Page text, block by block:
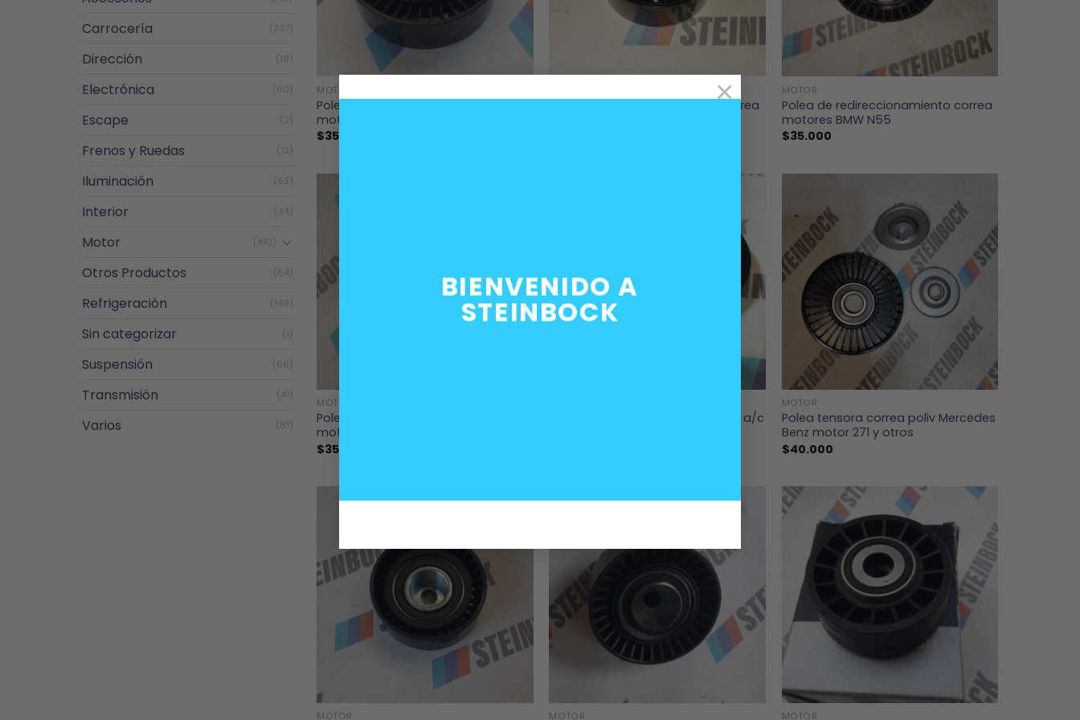
BIENVENIDO A
STEINBOCK
×
Carrocería (237)
Dirección (19)
Electrónica (60)
Escape (2)
Frenos y Ruedas (12)
Iluminación (53)
Interior (34)
Motor (410)
Otros Productos (64)
Refrigeración (149)
Sin categorizar (1)
Suspensión (66)
Transmisión (41)
Varios (81)
MOTOR
Polea de redireccionamiento correa
motores BMW
$35.000
Polea de redireccionamiento correa
MOTOR
Polea de redireccionamiento correa
motores BMW N55
$35.000
MOTOR
Polea de redireccionamiento correa
motores BMW N55 B
$35.000
Polea tensora correa compresor a/c
+
MOTOR
Polea tensora correa poliv Mercedes
Benz motor 271 y otros
$40.000
MOTOR MOTOR
+
MOTOR